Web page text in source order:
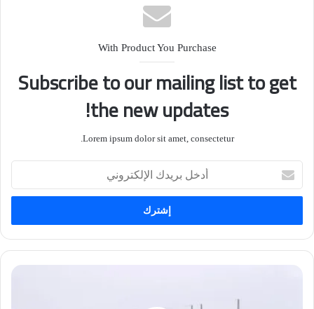
With Product You Purchase
Subscribe to our mailing list to get
the new updates!
Lorem ipsum dolor sit amet, consectetur.
بريدك
الإلكتروني